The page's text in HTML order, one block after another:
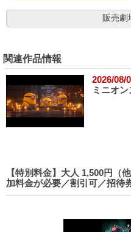
販売劇
関連作品情報
2026/08/
ミニオ
【特別料金】大人 1,500円（
加料金が必要／割引可／招待